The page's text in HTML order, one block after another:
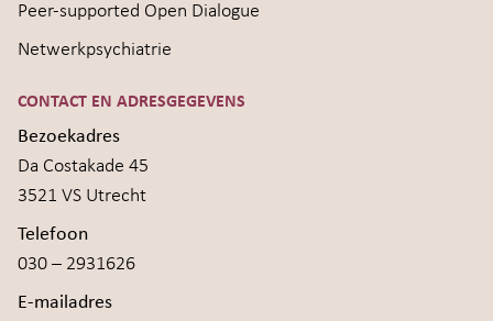
Peer-supported Open Dialogue
Netwerkpsychiatrie
CONTACT EN ADRESGEGEVENS
Bezoekadres
Da Costakade 45
3521 VS Utrecht
Telefoon
030 – 2931626
E-mailadres